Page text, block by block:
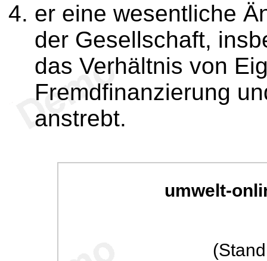
er eine wesentliche
der Gesellschaft,
das Verhältnis von
Fremdfinanzierung
anstrebt.
umwelt-